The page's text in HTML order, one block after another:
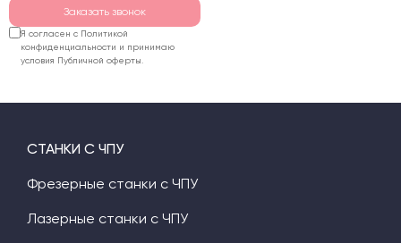
Заказать звонок
Я согласен с Политикой
конфиденциальности и принимаю
условия Публичной оферты.
СТАНКИ С ЧПУ
Фрезерные станки с ЧПУ
Лазерные станки с ЧПУ